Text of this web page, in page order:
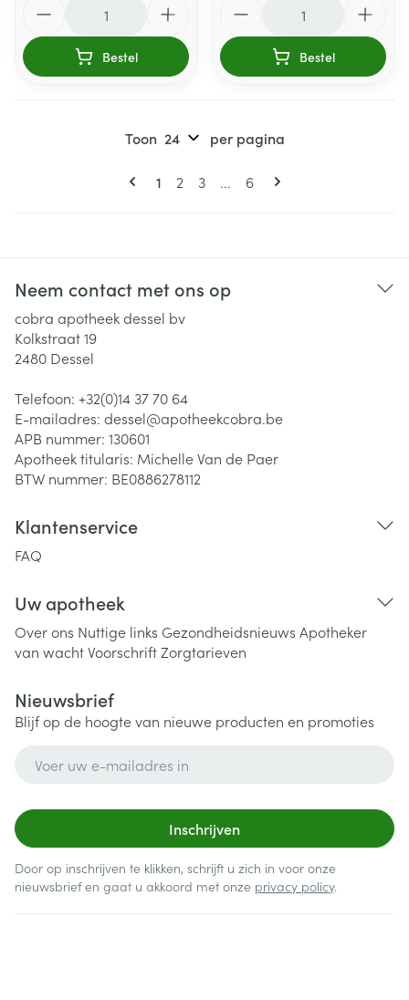
Bestel Bestel
Pagina's
U lees momenteel pagina
1 Pagina
2 Pagina
3 ... Pagina
6
Toon per pagina
Neem contact met ons op
cobra apotheek dessel bv
Kolkstraat 19
2480 Dessel
Telefoon: +32(0)14 37 70 64
E-mailadres: dessel@apotheekcobra.be
APB nummer: 130601
Apotheek titularis: Michelle Van de Paer
BTW nummer: BE0886278112
Klantenservice
FAQ
Uw apotheek
Over ons Nuttige links Gezondheidsnieuws Apotheker
van wachtVoorschriftZorgtarieven
Nieuwsbrief
Blijf op de hoogte van nieuwe producten en promoties
Inschrijven
Door op inschrijven te klikken, schrijft u zich in voor onze
nieuwsbrief en gaat u akkoord met onze privacy policy.